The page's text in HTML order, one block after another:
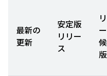
最新の
更新
安定版
リリー
ス
版